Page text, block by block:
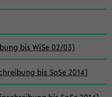
bis WiSe 02/03)
bis SoSe 2014)